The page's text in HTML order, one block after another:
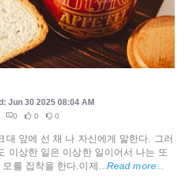
Jun 30 2025 08:04 AM
0 0 0
대 앞에 선 채 나 자신에게 말한다. 그러
이상한 일은 이상한 일이어서 나는 또
를 집착을 한다.이제...Read more...